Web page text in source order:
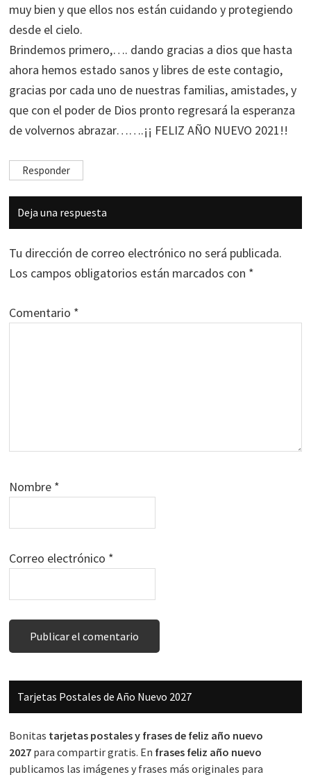
muy bien y que ellos nos están cuidando y protegiendo
desde el cielo.
Brindemos primero,…. dando gracias a dios que hasta
ahora hemos estado sanos y libres de este contagio,
gracias por cada uno de nuestras familias, amistades, y
que con el poder de Dios pronto regresará la esperanza
de volvernos abrazar…….¡¡ FELIZ AÑO NUEVO 2021!!
Responder
Deja una respuesta
Tu dirección de correo electrónico no será publicada.
Los campos obligatorios están marcados con *
Comentario *
Nombre *
Correo electrónico *
Barra
lateral
principal
Tarjetas Postales de Año Nuevo 2027
Bonitas tarjetas postales y frases de feliz año nuevo
2027 para compartir gratis. En frases feliz año nuevo
publicamos las imágenes y frases más originales para